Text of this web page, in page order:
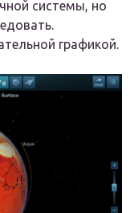
системы, но
графикой.